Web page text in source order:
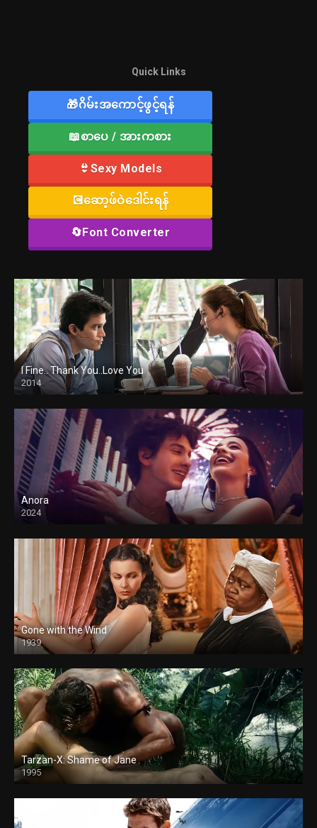
Quick Links
🎁ဂိမ်းအကောင့်ဖွင့်ရန်
📖စာပေ / အားကစား
👙Sexy Models
💽ဆော့ဖ်ဝဲဒေါင်းရန်
🔄Font Converter
I Fine.. Thank You..Love You
2014
Anora
2024
Gone with the Wind
1939
Tarzan-X: Shame of Jane
1995